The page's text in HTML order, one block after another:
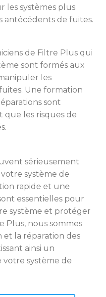
les systèmes plus
antécédents de fuites.
de Filtre Plus qui
sont formés aux
les
Une formation
sont
les risques de
sérieusement
système de
rapide et une
essentielles pour
système et protéger
Plus, nous sommes
et la réparation des
ainsi un
système de